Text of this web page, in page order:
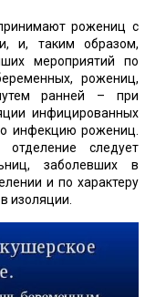
рожениц с
и, таким образом,
мероприятий по
рожениц,
ранней – при
инфицированных
инфекцию рожениц.
следует
заболевших в
и по характеру
изоляции.